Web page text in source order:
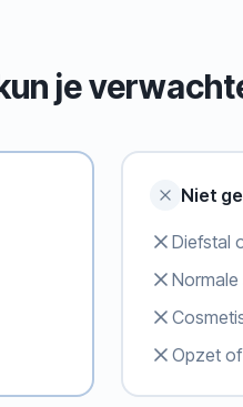
je
Niet
Diefstal
Normale
Opzet